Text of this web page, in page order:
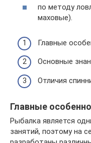
по методу
маховые).
Главные
Основные
Отличия
Главные
Рыбалка является
занятий, поэтому на